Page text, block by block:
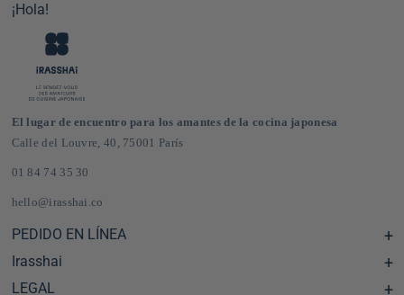
¡Hola!
El lugar de encuentro para los amantes de la cocina japonesa
Calle del Louvre, 40, 75001 París
01 84 74 35 30
hello@irasshai.co
PEDIDO EN LÍNEA
Centro de ayuda y preguntas frecuentes
Envíos y gastos de envío en Francia y Europa
Irasshai
Horario de la sede de la calle del Louvre, 40, París
LEGAL